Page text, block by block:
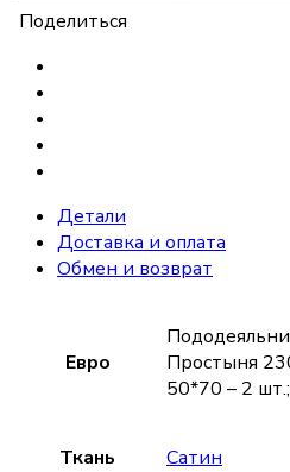
Поделиться
Детали
Доставка и оплата
Обмен и возврат
Евро
Простыня
50*70 – 2
Ткань Сатин